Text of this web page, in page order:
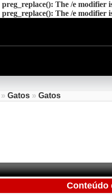
preg_replace(): The /e modifier
preg_replace(): The /e modifier
» Gatos » Gatos
Conteúdo